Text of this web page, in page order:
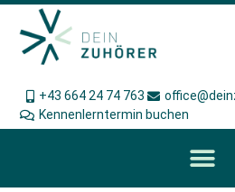
+43 664 24 74 763
Kennenlerntermin buchen